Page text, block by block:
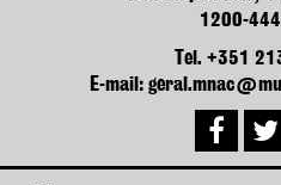
1200-
Tel. +351
E-mail: